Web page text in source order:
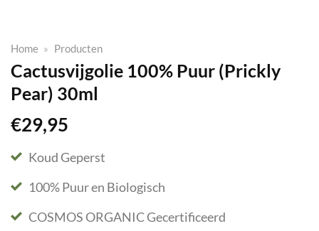
Home » Producten
Cactusvijgolie 100% Puur (Prickly
Pear) 30ml
€29,95
Koud Geperst
100% Puur en Biologisch
COSMOS ORGANIC Gecertificeerd